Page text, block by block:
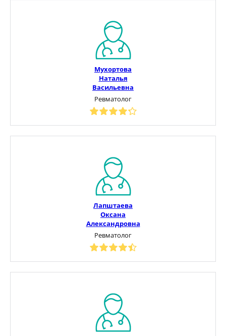
Мухортова
Наталья
Васильевна
Ревматолог
Лапштаева
Оксана
Александровна
Ревматолог